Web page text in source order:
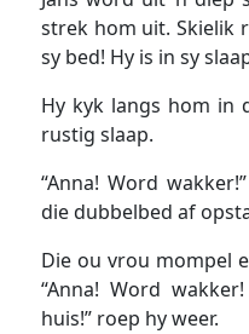
strek hom uit. Skielik
sy bed! Hy is in sy
Hy kyk langs hom in
rustig slaap.
“Anna! Word
die dubbelbed af
Die ou vrou mompel
“Anna! Word
huis!” roep hy weer.